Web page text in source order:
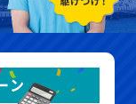
ン